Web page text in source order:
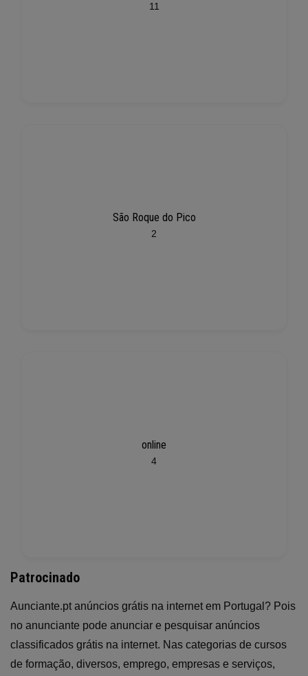
11
São Roque do Pico
2
online
4
Patrocinado
Aunciante.pt anúncios grátis na internet em Portugal? Pois
no anunciante pode anunciar e pesquisar anúncios
classificados grátis na internet. Nas categorias de cursos
de formação, diversos, emprego, empresas e serviços,